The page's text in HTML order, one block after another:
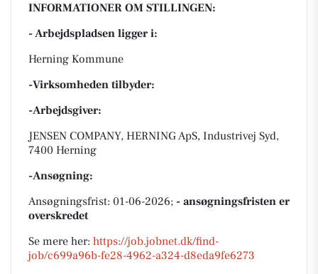
INFORMATIONER OM STILLINGEN:
- Arbejdspladsen ligger i:
Herning Kommune
-Virksomheden tilbyder:
-Arbejdsgiver:
JENSEN COMPANY, HERNING ApS, Industrivej Syd,
7400 Herning
-Ansøgning:
Ansøgningsfrist: 01-06-2026; - ansøgningsfristen er
overskredet
Se mere her: https://job.jobnet.dk/find-
job/c699a96b-fe28-4962-a324-d8eda9fe6273